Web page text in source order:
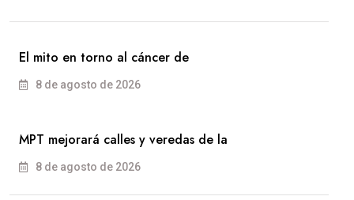
El mito en torno al cáncer de
8 de agosto de 2026
MPT mejorará calles y veredas de la
8 de agosto de 2026